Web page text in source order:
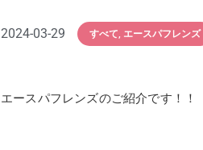
2024-03-29 すべて エースパフレンズ
エースパフレンズのご紹介です！！